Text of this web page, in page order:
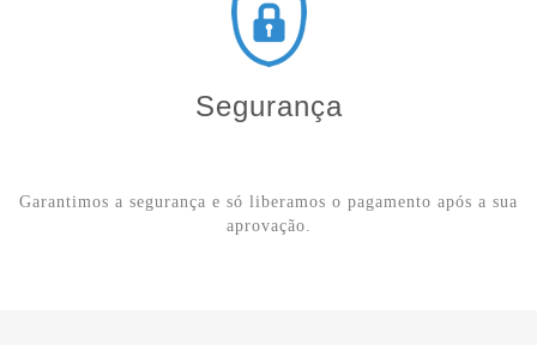
Segurança
Garantimos a segurança e só liberamos o pagamento após a sua
aprovação.